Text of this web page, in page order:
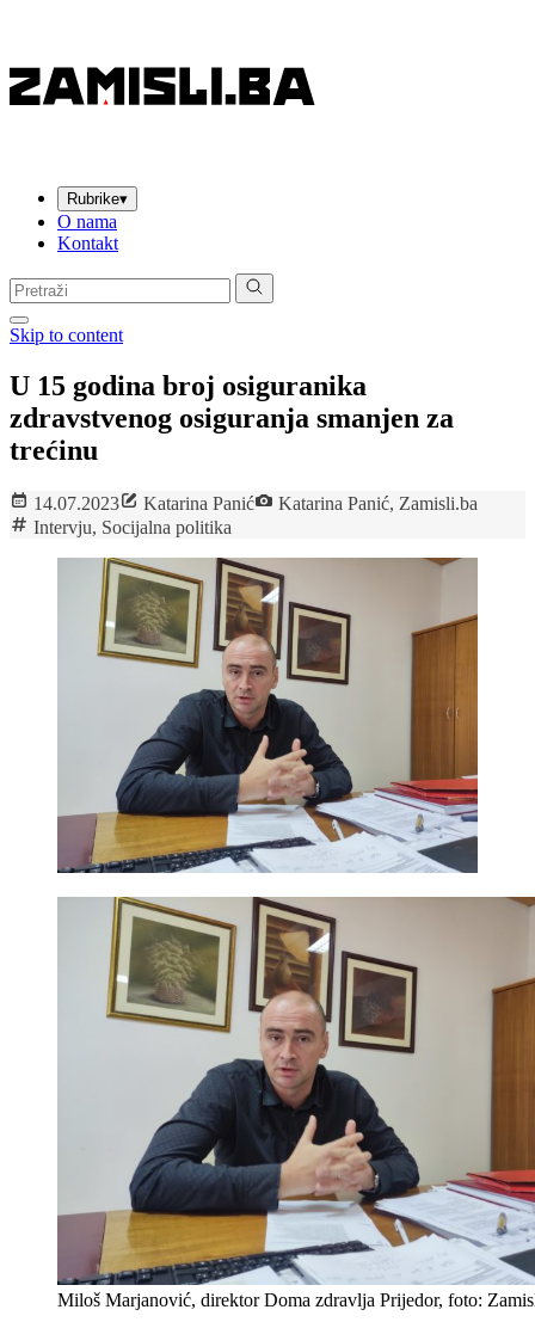
Rubrike▾
O nama
Kontakt
Pretraga:
Skip to content
U 15 godina broj osiguranika
zdravstvenog osiguranja smanjen za
trećinu
14.07.2023 Katarina Panić
Katarina Panić, Zamisli.ba
Intervju, Socijalna politika
Miloš Marjanović, direktor Doma zdravlja Prijedor, foto: